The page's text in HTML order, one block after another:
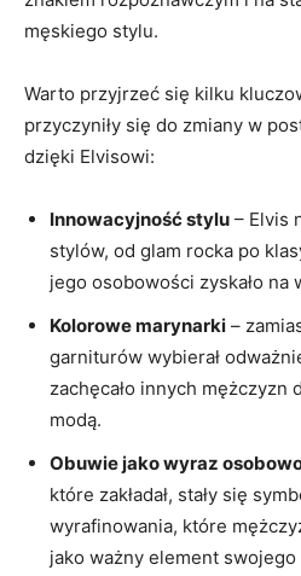
męskiego stylu.
Warto przyjrzeć się kilku
przyczyniły się do zmiany w
dzięki Elvisowi:
Innowacyjność stylu – Elvis
stylów, od glam rocka po
jego osobowości zyskało na
Kolorowe marynarki –
garniturów wybierał
zachęcało innych mężczyzn
modą.
Obuwie jako wyraz
które zakładał, stały się
wyrafinowania, które
jako ważny element swojego